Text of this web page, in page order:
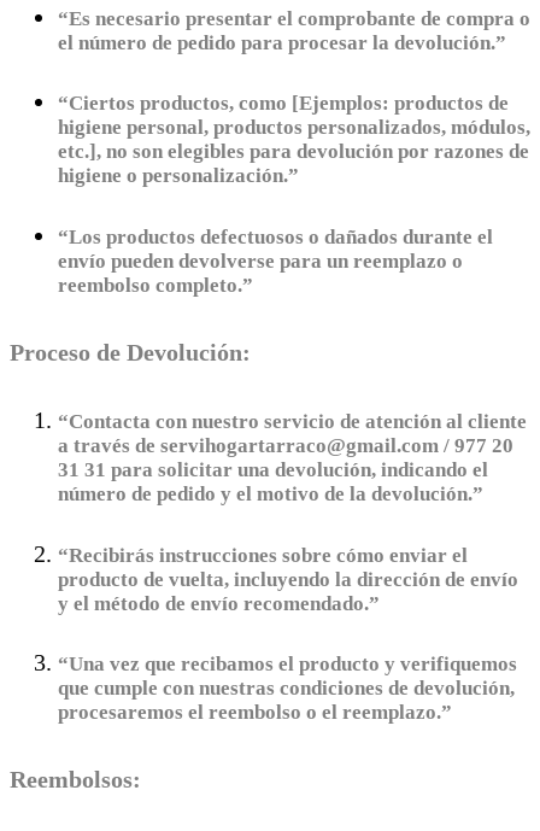
“Es necesario presentar el comprobante de compra o
el número de pedido para procesar la devolución.”
“Ciertos productos, como [Ejemplos: productos de
higiene personal, productos personalizados, módulos,
etc.], no son elegibles para devolución por razones de
higiene o personalización.”
“Los productos defectuosos o dañados durante el
envío pueden devolverse para un reemplazo o
reembolso completo.”
Proceso de Devolución:
“Contacta con nuestro servicio de atención al cliente
a través de servihogartarraco@gmail.com / 977 20
31 31 para solicitar una devolución, indicando el
número de pedido y el motivo de la devolución.”
“Recibirás instrucciones sobre cómo enviar el
producto de vuelta, incluyendo la dirección de envío
y el método de envío recomendado.”
“Una vez que recibamos el producto y verifiquemos
que cumple con nuestras condiciones de devolución,
procesaremos el reembolso o el reemplazo.”
Reembolsos: